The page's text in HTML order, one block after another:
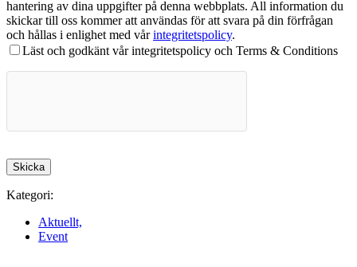
hantering av dina uppgifter på denna webbplats. All information du
skickar till oss kommer att användas för att svara på din förfrågan
och hållas i enlighet med vårintegritetspolicy.
Läst och godkänt vår integritetspolicy och Terms & Conditions
Kategori:
Aktuellt,
Event